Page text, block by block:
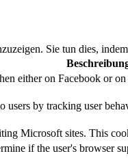
Sie tun dies,
either on Facebook or
users by tracking user
Microsoft sites. This
if the user's browser